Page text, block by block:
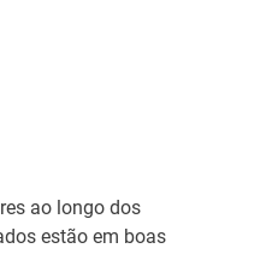
ao longo dos
estão em boas